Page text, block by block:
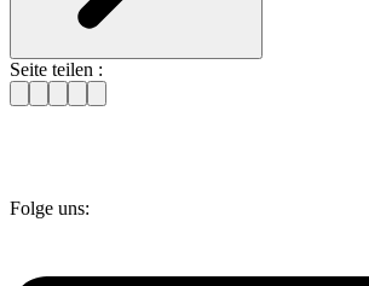
Seite teilen :
Folge uns: